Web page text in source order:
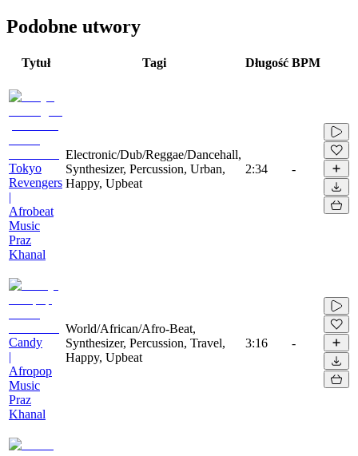
Podobne utwory
Tytuł Tagi Długość BPM
Tokyo
Revengers
|
Afrobeat
Music
Praz
Khanal
Electronic/Dub/Reggae/Dancehall,
Synthesizer, Percussion, Urban,
Happy, Upbeat
2:34 -
Candy
|
Afropop
Music
Praz
Khanal
World/African/Afro-Beat,
Synthesizer, Percussion, Travel,
Happy, Upbeat
3:16 -